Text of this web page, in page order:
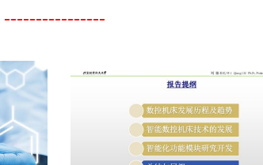
----------------